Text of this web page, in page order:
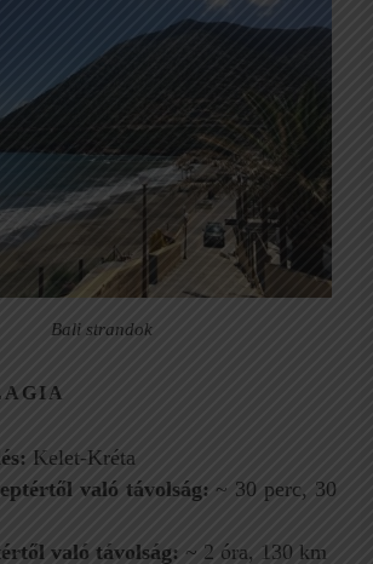
Bali strandok
Kelet-Kréta
való távolság: ~ 30 perc, 30
való távolság: ~ 2 óra, 130 km